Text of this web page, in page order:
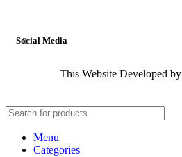
Social Media
This Website Developed by
Menu
Categories